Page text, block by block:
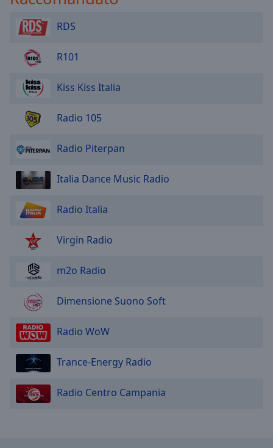
RDS
R101
Kiss Kiss Italia
Radio 105
Radio Piterpan
Italia Dance Music Radio
Radio Italia
Virgin Radio
m2o Radio
Dimensione Suono Soft
Radio WoW
Trance-Energy Radio
Radio Centro Campania